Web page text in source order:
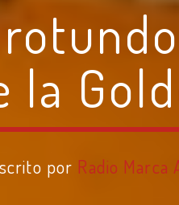
la
por Radio Marca